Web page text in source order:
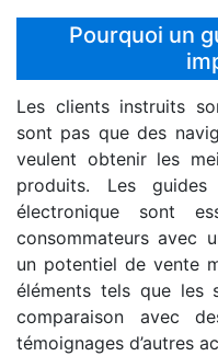
Pourquoi un
Les clients instruits
sont pas que des
veulent obtenir les
produits. Les
électronique sont
consommateurs avec
un potentiel de vente
éléments tels que les
comparaison avec
témoignages d’autres